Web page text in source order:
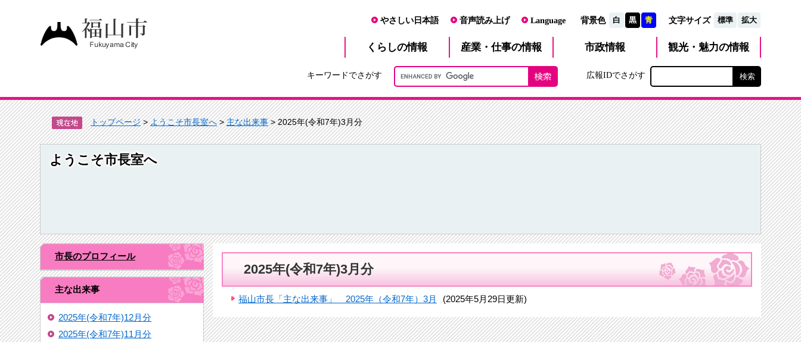
やさしい日本語 音声読み上げ Language 背景色 白 黒 青 文字サイズ 標準 拡大
くらしの情報 産業・仕事の情報 市政情報 観光・魅力の情報
キーワードでさがす 広報IDでさがす
トップページ>ようこそ市長室へ>主な出来事> 2025年(令和7年)3月分
ようこそ市長室へ
市長のプロフィール
主な出来事
2025年(令和7年)12月分
2025年(令和7年)11月分
2025年(令和7年)3月分
福山市長「主な出来事」 2025年（令和7年）3月 (2025年5月29日更新)